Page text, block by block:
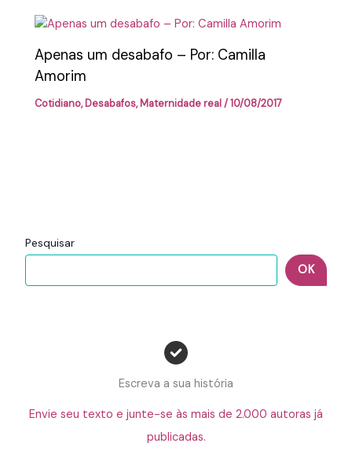
Pesquisar
OK
Escreva a sua história
Envie seu texto e junte-se às mais de 2.000 autoras já
publicadas.
Apenas um desabafo – Por: Camilla
Amorim
Cotidiano,Desabafos,Maternidade real/10/08/2017